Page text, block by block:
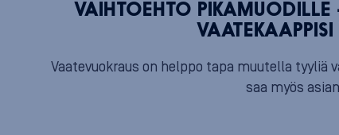
VAIHTOEHTO PIKAMUODILLE
Vaatevuokraus on helppo tapa muutella tyyliä
saa myös